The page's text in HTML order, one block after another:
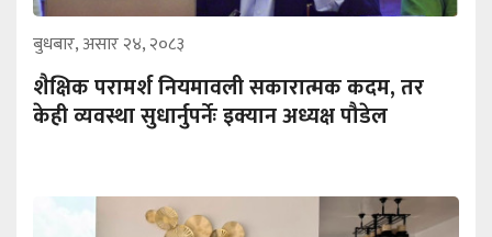
बुधबार, असार २४, २०८३
शैक्षिक परामर्श नियमावली सकारात्मक कदम, तर
केही व्यवस्था सुधार्नुपर्नेः इक्यान अध्यक्ष पौडेल